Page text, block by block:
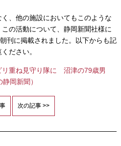
、他の施設においてもこのような
の活動について、静岡新聞社様に
刊に掲載されました。以下からも記
ださい。
リ重ね見守り隊に 沼津の79歳男
岡新聞）
次の記事 >>